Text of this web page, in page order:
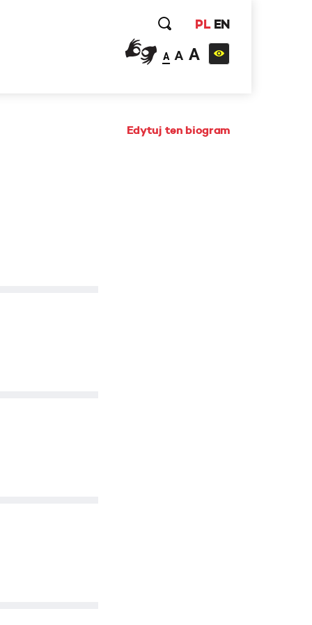
PL EN
A A A
Edytuj ten biogram